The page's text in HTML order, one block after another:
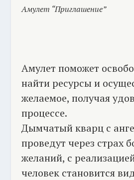
Амулет “Приглашение”
Амулет поможет
найти ресурсы и
желаемое, получая
процессе.
Дымчатый кварц с
проведут через страх
желаний, с
человек становится